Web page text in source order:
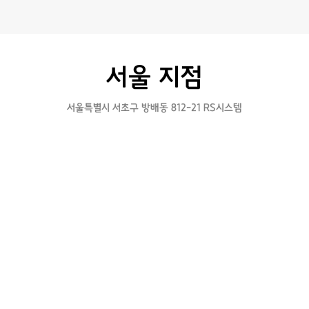
서울 지점
서울특별시 서초구 방배동 812-21 RS시스템